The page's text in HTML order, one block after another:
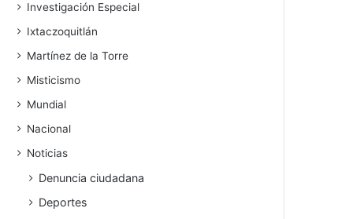
Investigación Especial
Ixtaczoquitlán
Martínez de la Torre
Misticismo
Mundial
Nacional
Noticias
Denuncia ciudadana
Deportes